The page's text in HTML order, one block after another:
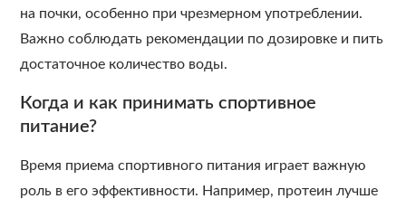
на почки, особенно при чрезмерном употреблении.
Важно соблюдать рекомендации по дозировке и пить
достаточное количество воды.
Когда и как принимать спортивное
питание?
Время приема спортивного питания играет важную
роль в его эффективности. Например, протеин лучше